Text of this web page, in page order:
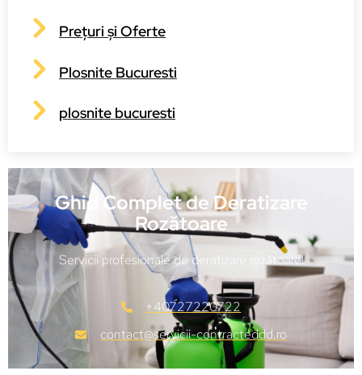
Prețuri și Oferte
Plosnite Bucuresti
plosnite bucuresti
Ghid Complet de Deratizare
Rozătoare
Servicii profesionale de deratizare rozătoare!
+40727220722
contact@servicii-contracteddd.ro